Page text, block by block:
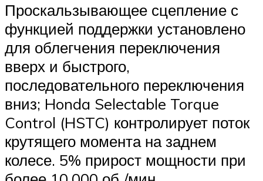
Проскальзывающее сцепление с
функцией поддержки установлено
для облегчения переключения
вверх и быстрого,
последовательного переключения
вниз; Honda Selectable Torque
Control (HSTC) контролирует поток
крутящего момента на заднем
колесе. 5% прирост мощности при